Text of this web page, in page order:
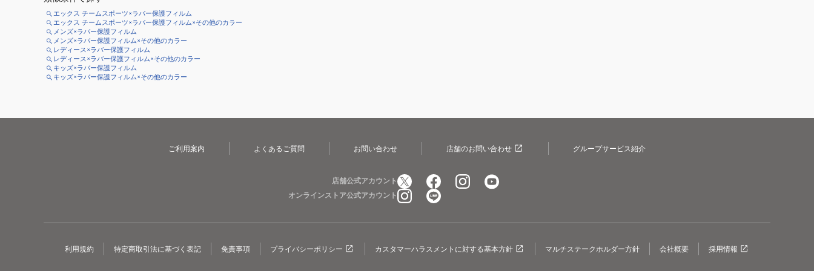
エックス チームスポーツ×ラバー保護フィルム
エックス チームスポーツ×ラバー保護フィルム×その他のカラー
メンズ×ラバー保護フィルム
メンズ×ラバー保護フィルム×その他のカラー
レディース×ラバー保護フィルム
レディース×ラバー保護フィルム×その他のカラー
キッズ×ラバー保護フィルム
キッズ×ラバー保護フィルム×その他のカラー
ご利用案内 よくあるご質問 お問い合わせ 店舗のお問い合わせ グループサービス紹介
店舗公式アカウント
オンラインストア公式アカウント
利用規約 特定商取引法に基づく表記 免責事項 プライバシーポリシー カスタマーハラスメントに対する基本方針 マルチステークホルダー方針 会社概要 採用情報